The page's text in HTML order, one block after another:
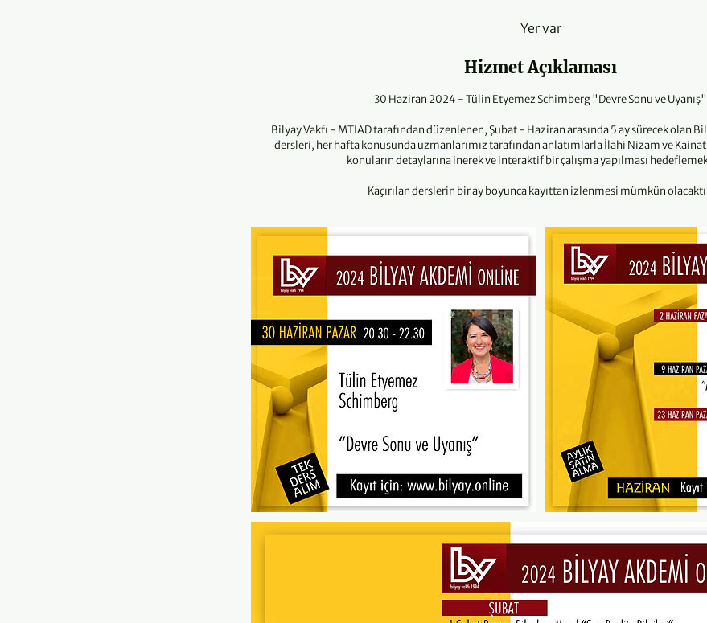
r
d
Yer var
Hizmet Açıklaması
30 Haziran 2024 - Tülin Etyemez Schimberg "Devre Sonu ve Uyanış"
Bilyay Vakfı - MTIAD tarafından düzenlenen, Şubat - Haziran arasında 5 ay sürecek olan
dersleri, her hafta konusunda uzmanlarımız tarafından anlatımlarla İlahi Nizam ve Kainat
konuların detaylarına inerek ve interaktif bir çalışma yapılması
Kaçırılan derslerin bir ay boyunca kayıttan izlenmesi mümkün